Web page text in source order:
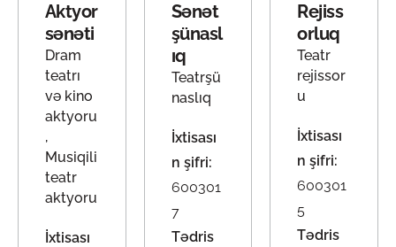
eMağaza
Aktyor
sənəti
Dram
teatrı
və kino
aktyoru
,
Musiqili
teatr
aktyoru
İxtisası
Sənət
şünasl
ıq
Teatrşü
naslıq
İxtisası
n şifri:
600301
7
Tədris
Rejiss
orluq
Teatr
rejissor
u
İxtisası
n şifri:
600301
5
Tədris